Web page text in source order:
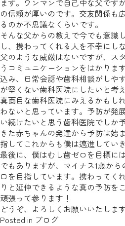
ます。ワンマンで自己中な父です
の信頼が厚いのです。交友関係も
るのか不思議なくらいです。
そんな父からの教えで今でも意識
し、携わってくれる人を不幸にし
父のような威厳はないですが、ス
うコミュニケーションをはかりま
込み、日常会話や歯科相談がしや
が堅くない歯科医院にしたいと考
真面目な歯科医院にみえるかもし
わないと思っています。予防が発
い続けたいと思う歯科医院でしか
きた赤ちゃんの発達から予防は始
指してこれからも僕は邁進していき
最後に、僕はむし歯ゼロを目標に
でもありますが、マイナス1歳か
口を目指しています。携わってく
りと延伸できるような真の予防を
頑張って参ります！
どうぞ、よろしくお願いいたします
Posted in ブログ